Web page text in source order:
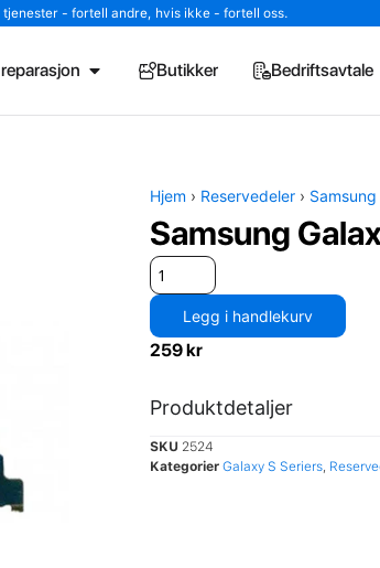
- fortell andre, hvis ikke - fortell oss.
Butikker Bedriftsavtale
Hjem › Reservedeler › Samsung
Samsung
Legg i handlekurv
259kr
Produktdetaljer
SKU 2524
Kategorier Galaxy S Seriers,